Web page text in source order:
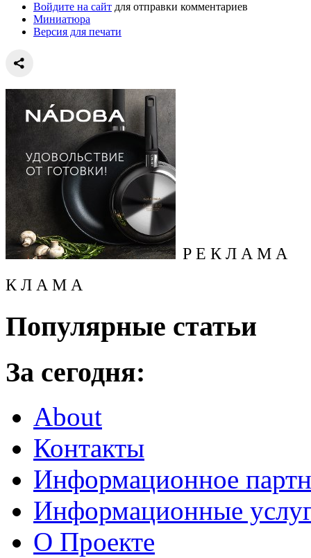
Войдите на сайт для отправки комментариев
Миниатюра
Версия для печати
Р Е К Л А М А
К Л А М А
Популярные статьи
За сегодня:
About
Контакты
Информационное
Информационные
О Проекте